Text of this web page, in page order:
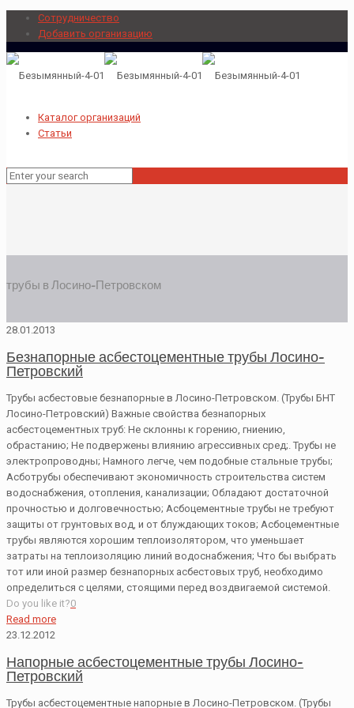
Сотрудничество
Добавить организацию
Каталог организаций
Статьи
трубы в Лосино-Петровском
28.01.2013
Безнапорные асбестоцементные трубы Лосино-
Петровский
Трубы асбестовые безнапорные в Лосино-Петровском. (Трубы БНТ
Лосино-Петровский) Важные свойства безнапорных
асбестоцементных труб: Не склонны к горению, гниению,
обрастанию; Не подвержены влиянию агрессивных сред;. Трубы не
электропроводны; Намного легче, чем подобные стальные трубы;
Асботрубы обеспечивают экономичность строительства систем
водоснабжения, отопления, канализации; Обладают достаточной
прочностью и долговечностью; Асбоцементные трубы не требуют
защиты от грунтовых вод, и от блуждающих токов; Асбоцементные
трубы являются хорошим теплоизолятором, что уменьшает
затраты на теплоизоляцию линий водоснабжения; Что бы выбрать
тот или иной размер безнапорных асбестовых труб, необходимо
определиться с целями, стоящими перед воздвигаемой системой.
Do you like it?0
Read more
23.12.2012
Напорные асбестоцементные трубы Лосино-
Петровский
Трубы асбестоцементные напорные в Лосино-Петровском. (Трубы